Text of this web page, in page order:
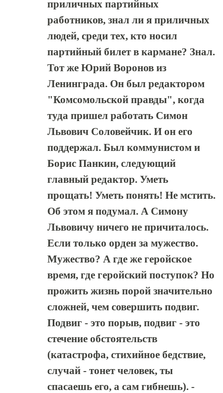
приличных партийных
работников, знал ли я приличных
людей, среди тех, кто носил
партийный билет в кармане? Знал.
Тот же Юрий Воронов из
Ленинграда. Он был редактором
"Комсомольской правды", когда
туда пришел работать Симон
Львович Соловейчик. И он его
поддержал. Был коммунистом и
Борис Панкин, следующий
главный редактор. Уметь
прощать! Уметь понять! Не мстить.
Об этом я подумал. А Симону
Львовичу ничего не причиталось.
Если только орден за мужество.
Мужество? А где же геройское
время, где геройский поступок? Но
прожить жизнь порой значительно
сложней, чем совершить подвиг.
Подвиг - это порыв, подвиг - это
стечение обстоятельств
(катастрофа, стихийное бедствие,
случай - тонет человек, ты
спасаешь его, а сам гибнешь). -